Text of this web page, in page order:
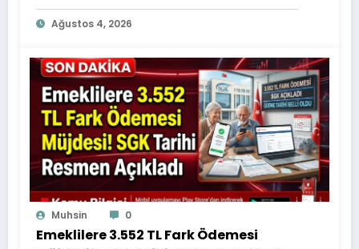
Ağustos 4, 2026
Muhsin 0
Emeklilere 3.552 TL Fark Ödemesi